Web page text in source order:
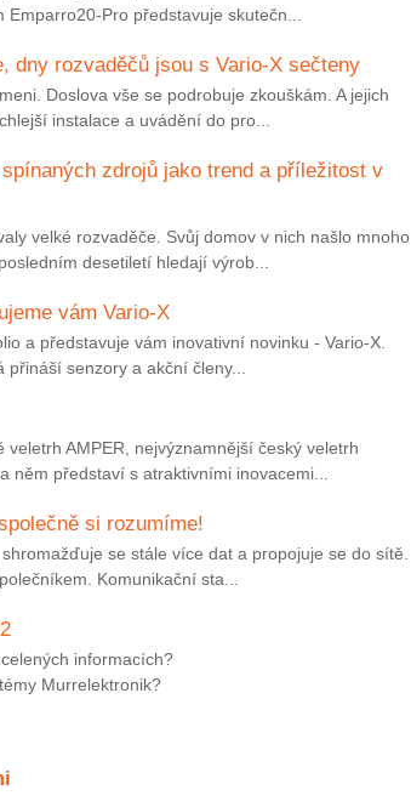
Pro představuje skutečn...
dny rozvaděčů jsou s Vario-X sečteny
Doslova vše se podrobuje zkouškám. A jejich
instalace a uvádění do pro...
zdrojů jako trend a příležitost v
velké rozvaděče. Svůj domov v nich našlo mnoho
desetiletí hledají výrob...
vám Vario-X
a představuje vám inovativní novinku - Vario-X.
senzory a akční členy...
AMPER, nejvýznamnější český veletrh
představí s atraktivními inovacemi...
si rozumíme!
se stále více dat a propojuje se do sítě.
Komunikační sta...
informacích?
Murrelektronik?